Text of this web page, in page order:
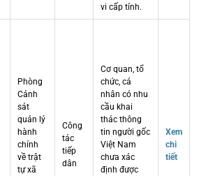
vi cấp tỉnh.
Phòng
Cảnh
sát
quản lý
hành
chính
về trật
tự xã
Công
tác
tiếp
dân
Cơ quan, tổ
chức, cá
nhân có nhu
cầu khai
thác thông
tin người gốc
Việt Nam
chưa xác
định được
Xem
chi
tiết